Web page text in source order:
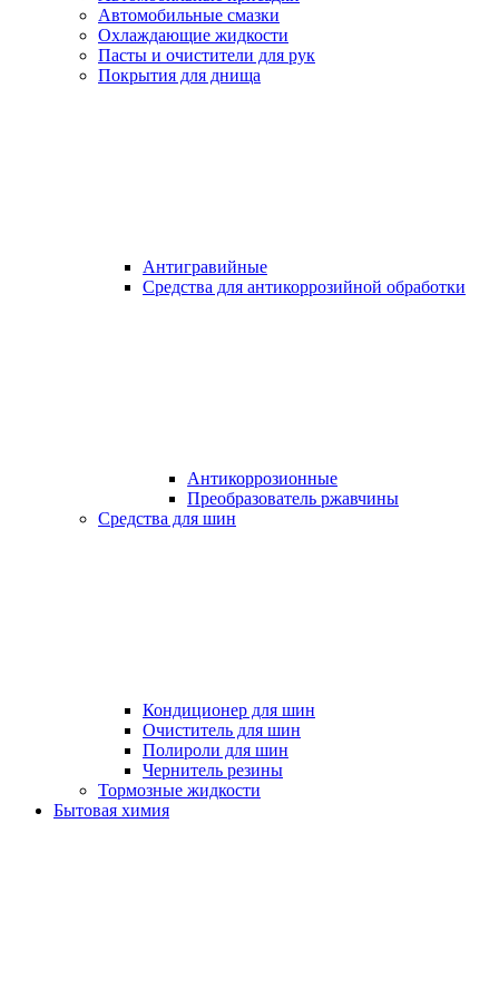
Автомобильные смазки
Охлаждающие жидкости
Пасты и очистители для рук
Покрытия для днища
Антигравийные
Средства для антикоррозийной обработки
Антикоррозионные
Преобразователь ржавчины
Средства для шин
Кондиционер для шин
Очиститель для шин
Полироли для шин
Чернитель резины
Тормозные жидкости
Бытовая химия